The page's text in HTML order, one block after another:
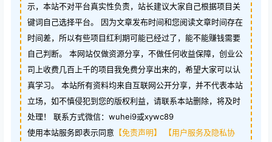
示，本站不对平台真实性负责，站长建议大家自己根据项目关
键词自己选择平台。 因为文章发布时间和您阅读文章时间存在
时间差，所以有些项目红利期可能已经过了，能不能赚钱需要
自己判断。 本网站仅做资源分享，不做任何收益保障，创业公
司上收费几百上千的项目我免费分享出来的，希望大家可以认
真学习。 本站所有资料均来自互联网公开分享，并不代表本站
立场，如不慎侵犯到您的版权利益，请联系本站删除，将及时
处理！ 联系方式微信：wuhei9或xywc89
使用本站服务即表示同意 【免责声明】
【用户服务及隐私协